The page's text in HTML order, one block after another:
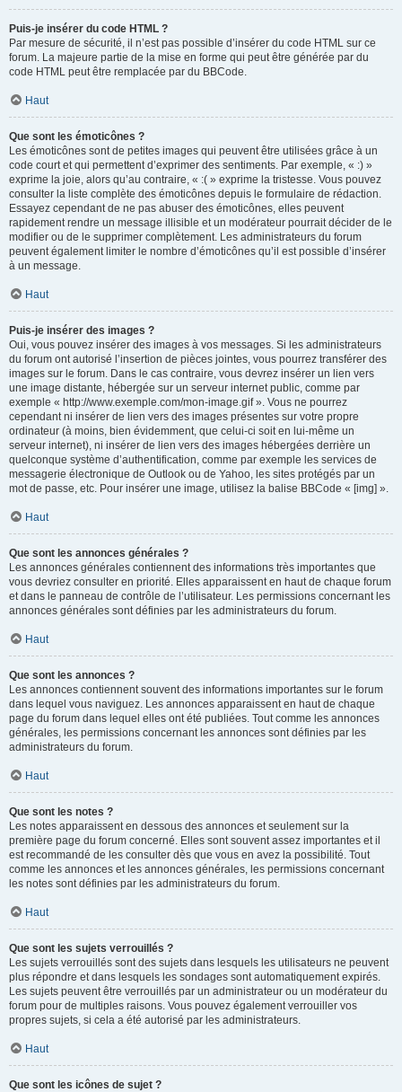
Puis-je insérer du code HTML ?
Par mesure de sécurité, il n’est pas possible d’insérer du code HTML sur ce
forum. La majeure partie de la mise en forme qui peut être générée par du
code HTML peut être remplacée par du BBCode.
Haut
Que sont les émoticônes ?
Les émoticônes sont de petites images qui peuvent être utilisées grâce à un
code court et qui permettent d’exprimer des sentiments. Par exemple, « :) »
exprime la joie, alors qu’au contraire, « :( » exprime la tristesse. Vous pouvez
consulter la liste complète des émoticônes depuis le formulaire de rédaction.
Essayez cependant de ne pas abuser des émoticônes, elles peuvent
rapidement rendre un message illisible et un modérateur pourrait décider de le
modifier ou de le supprimer complètement. Les administrateurs du forum
peuvent également limiter le nombre d’émoticônes qu’il est possible d’insérer
à un message.
Haut
Puis-je insérer des images ?
Oui, vous pouvez insérer des images à vos messages. Si les administrateurs
du forum ont autorisé l’insertion de pièces jointes, vous pourrez transférer des
images sur le forum. Dans le cas contraire, vous devrez insérer un lien vers
une image distante, hébergée sur un serveur internet public, comme par
exemple « http://www.exemple.com/mon-image.gif ». Vous ne pourrez
cependant ni insérer de lien vers des images présentes sur votre propre
ordinateur (à moins, bien évidemment, que celui-ci soit en lui-même un
serveur internet), ni insérer de lien vers des images hébergées derrière un
quelconque système d’authentification, comme par exemple les services de
messagerie électronique de Outlook ou de Yahoo, les sites protégés par un
mot de passe, etc. Pour insérer une image, utilisez la balise BBCode « [img] ».
Haut
Que sont les annonces générales ?
Les annonces générales contiennent des informations très importantes que
vous devriez consulter en priorité. Elles apparaissent en haut de chaque forum
et dans le panneau de contrôle de l’utilisateur. Les permissions concernant les
annonces générales sont définies par les administrateurs du forum.
Haut
Que sont les annonces ?
Les annonces contiennent souvent des informations importantes sur le forum
dans lequel vous naviguez. Les annonces apparaissent en haut de chaque
page du forum dans lequel elles ont été publiées. Tout comme les annonces
générales, les permissions concernant les annonces sont définies par les
administrateurs du forum.
Haut
Que sont les notes ?
Les notes apparaissent en dessous des annonces et seulement sur la
première page du forum concerné. Elles sont souvent assez importantes et il
est recommandé de les consulter dès que vous en avez la possibilité. Tout
comme les annonces et les annonces générales, les permissions concernant
les notes sont définies par les administrateurs du forum.
Haut
Que sont les sujets verrouillés ?
Les sujets verrouillés sont des sujets dans lesquels les utilisateurs ne peuvent
plus répondre et dans lesquels les sondages sont automatiquement expirés.
Les sujets peuvent être verrouillés par un administrateur ou un modérateur du
forum pour de multiples raisons. Vous pouvez également verrouiller vos
propres sujets, si cela a été autorisé par les administrateurs.
Haut
Que sont les icônes de sujet ?